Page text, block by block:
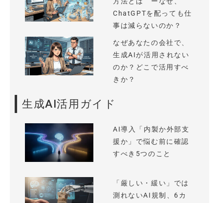
ChatGPTを配っても仕
事は減らないのか？
なぜあなたの会社で、
生成AIが活用されない
のか？どこで活用すべ
きか？
生成AI活用ガイド
AI導入「内製か外部支
援か」で悩む前に確認
すべき5つのこと
「厳しい・緩い」では
測れないAI規制、6カ